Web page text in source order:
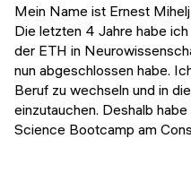
Mein Name ist Ernest
Die letzten 4 Jahre habe
der ETH in
nun abgeschlossen habe.
Beruf zu wechseln und in
einzutauchen. Deshalb
Science Bootcamp am